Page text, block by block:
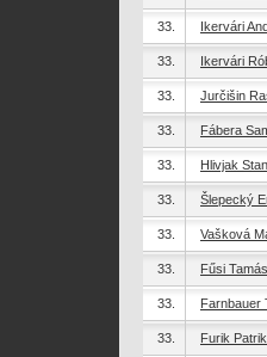
33. Ikervári
33. Ikervári
33. Jurčišin
33. Fábera
33. Hlivjak
33. Šlepecký
33. Vašková
33. Fűsi Tamás
33. Farnbauer
33. Furik Patrik